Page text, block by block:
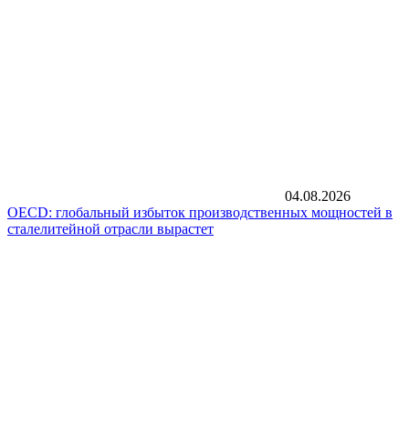
04.08.2026
OECD: глобальный избыток производственных мощностей в
сталелитейной отрасли вырастет